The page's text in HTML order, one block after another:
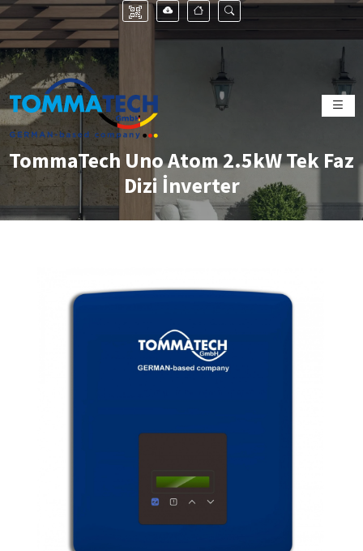
TommaTech Uno Atom 2.5kW Tek Faz
Dizi İnverter